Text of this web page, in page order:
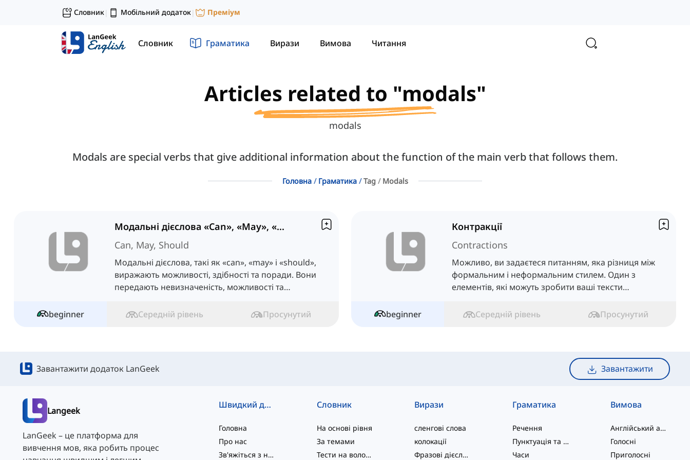
Словник| Мобільний додаток| Преміум
Словник Граматика Вирази Вимова Читання
Articles related to "modals"
modals
Modals are special verbs that give additional information about the function of the main verb that follows them.
Головна Граматика Tag Modals
Модальні дієслова «Can», «May», «Should»
Can, May, Should
Модальні дієслова, такі як «can», «may» і «should»,
виражають можливості, здібності та поради. Вони
передають невизначеність, можливості та
beginner
Середній рівень Просунутий
Контракції
Contractions
Можливо, ви задаєтеся питанням, яка різниця між
формальним і неформальним стилем. Один з
елементів, які можуть зробити ваші тексти
beginner
Середній рівень Просунутий
Завантажити додаток LanGeek Завантажити
Langeek
LanGeek – це платформа для
вивчення мов, яка робить процес
Швидкий доступ
Головна
Про нас
Зв'яжіться з нами
Словник
На основі рівня
За темами
Тести на володіння мовою
Вирази
сленгові слова
колокації
Фразові дієслова
Граматика
Речення
Пунктуація та Орфографія
Часи
Вимова
Англійський алфавіт
Голосні
Приголосні